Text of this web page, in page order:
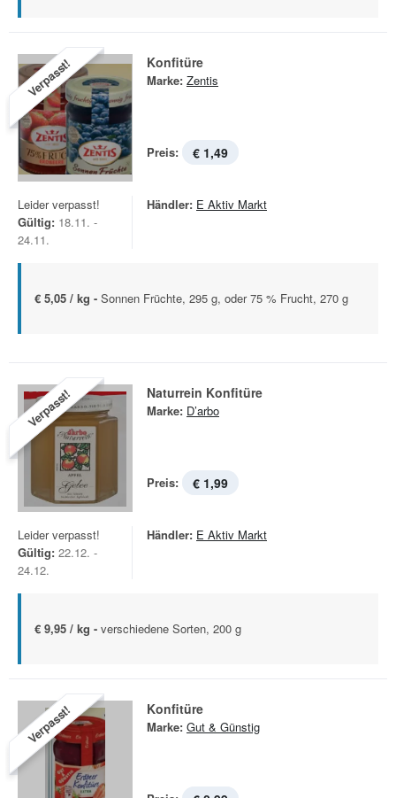
Verpasst! Konfitüre
Marke: Zentis
Preis: € 1,49
Leider verpasst!
Gültig: 18.11. -
24.11.
Händler: E Aktiv Markt
€ 5,05 / kg - Sonnen Früchte, 295 g, oder 75 % Frucht, 270 g
Verpasst! Naturrein Konfitüre
Marke: D’arbo
Preis: € 1,99
Leider verpasst!
Gültig: 22.12. -
24.12.
Händler: E Aktiv Markt
€ 9,95 / kg - verschiedene Sorten, 200 g
Verpasst! Konfitüre
Marke: Gut & Günstig